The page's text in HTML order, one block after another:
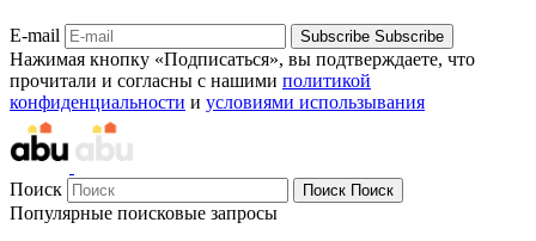
E-mail Subscribe Subscribe
Нажимая кнопку «Подписаться», вы подтверждаете, что
прочитали и согласны с нашими политикой
конфиденциальности и условиями использывания
Поиск Поиск Поиск
Популярные поисковые запросы